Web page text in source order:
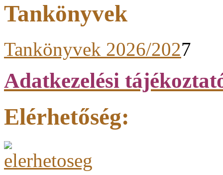
Tankönyvek
Tankönyvek 2026/2027
Adatkezelési
Elérhetőség: